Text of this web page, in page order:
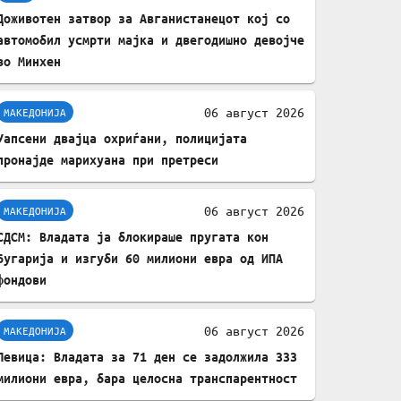
затвор за Авганистанецот кој со
усмрти мајка и двегодишно девојче
Минхен
МАКЕДОНИЈА 06 август 2026
двајца охриѓани, полицијата
марихуана при претреси
МАКЕДОНИЈА 06 август 2026
Владата ја блокираше пругата кон
и изгуби 60 милиони евра од ИПА
МАКЕДОНИЈА 06 август 2026
Владата за 71 ден се задолжила 333
евра, бара целосна транспарентност